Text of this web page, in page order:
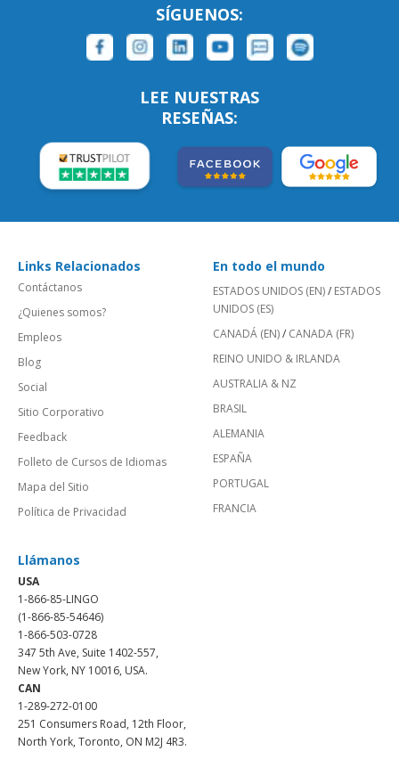
SÍGUENOS:
LEE NUESTRAS
RESEÑAS:
Links Relacionados
Contáctanos
¿Quienes somos?
Empleos
Blog
Social
Sitio Corporativo
Feedback
Folleto de Cursos de Idiomas
Mapa del Sitio
Política de Privacidad
En todo el mundo
ESTADOS UNIDOS (EN)/ ESTADOS
UNIDOS (ES)
CANADÁ (EN)/ CANADA (FR)
REINO UNIDO & IRLANDA
AUSTRALIA & NZ
BRASIL
ALEMANIA
ESPAÑA
PORTUGAL
FRANCIA
Llámanos
USA
1-866-85-LINGO
(1-866-85-54646)
1-866-503-0728
347 5th Ave, Suite 1402-557,
New York, NY 10016, USA.
CAN
1-289-272-0100
251 Consumers Road, 12th Floor,
North York, Toronto, ON M2J 4R3.